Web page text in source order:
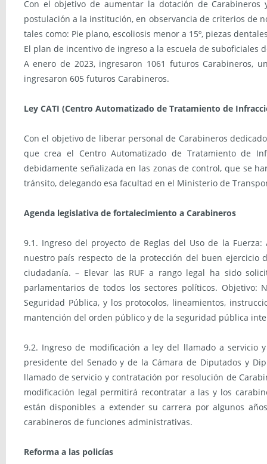
Con el objetivo de aumentar la dotación de
postulación a la institución, en observancia de criterios de
tales como: Pie plano, escoliosis menor a 15º, piezas
El plan de incentivo de ingreso a la escuela de
A enero de 2023, ingresaron 1061 futuros Carabineros,
ingresaron 605 futuros Carabineros.
Ley CATI (Centro Automatizado de Tratamiento de
Con el objetivo de liberar personal de Carabineros
que crea el Centro Automatizado de Tratamiento de
debidamente señalizada en las zonas de control, que se
tránsito, delegando esa facultad en el Ministerio de
Agenda legislativa de fortalecimiento a Carabineros
9.1. Ingreso del proyecto de Reglas del Uso de la
nuestro país respecto de la protección del buen
ciudadanía. – Elevar las RUF a rango legal ha sido
parlamentarios de todos los sectores políticos.
Seguridad Pública, y los protocolos, lineamientos,
mantención del orden público y de la seguridad pública
9.2. Ingreso de modificación a ley del llamado a servicio
presidente del Senado y de la Cámara de Diputados y
llamado de servicio y contratación por resolución de
modificación legal permitirá recontratar a las y los
están disponibles a extender su carrera por algunos
carabineros de funciones administrativas.
Reforma a las policías